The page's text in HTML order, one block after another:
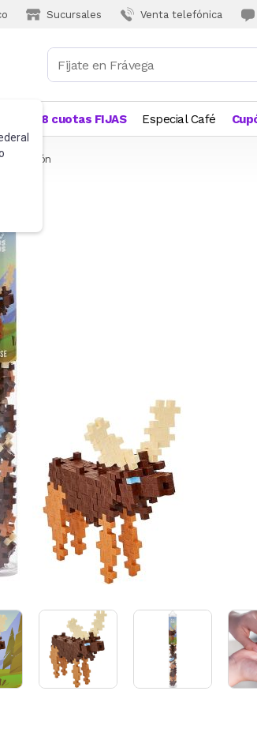
Sucursales Venta telefónica
18 cuotas FIJAS Especial Café